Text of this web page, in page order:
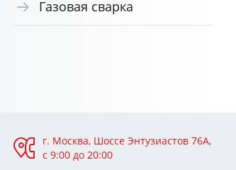
Посмотреть
Газовая сварка
г. Москва, Шоссе Энтузиастов 76А,
с 9:00 до 20:00